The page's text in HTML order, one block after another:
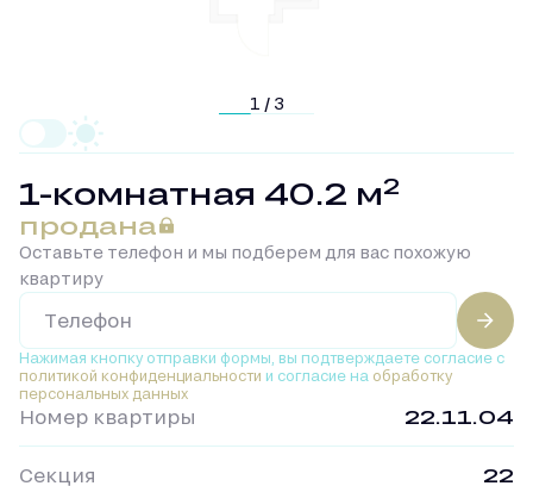
1 / 3
1-комнатная 40.2 м2
продана
Оставьте телефон и мы подберем для вас похожую
квартиру
Нажимая кнопку отправки формы, вы подтверждаете согласие с
политикой конфиденциальности и согласие на обработку
персональных данных
Номер квартиры 22.11.04
Секция 22